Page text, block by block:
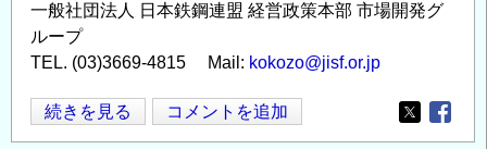
一般社団法人 日本鉄鋼連盟 経営政策本部 市場開発グ
ループ
TEL. (03)3669-4815 Mail: kokozo@jisf.or.jp
2014
年
続きを見る コメントを追加
Opens in